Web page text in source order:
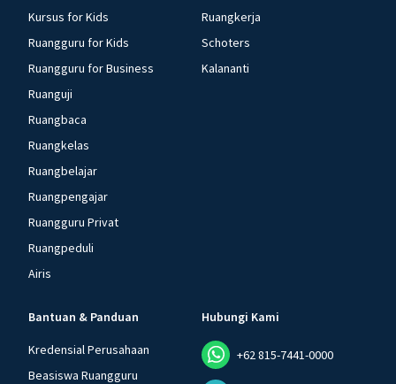
Kursus for Kids
Ruangguru for Kids
Ruangguru for Business
Ruanguji
Ruangbaca
Ruangkelas
Ruangbelajar
Ruangpengajar
Ruangguru Privat
Ruangpeduli
Airis
Ruangkerja
Schoters
Kalananti
Bantuan & Panduan
Kredensial Perusahaan
Beasiswa Ruangguru
Hubungi Kami
+62 815-7441-0000